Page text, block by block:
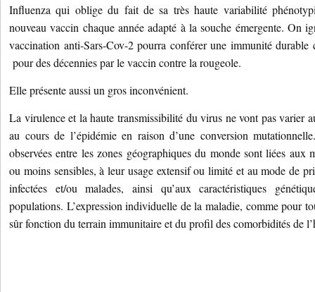
Influenza qui oblige du fait de sa très haute variabilité
nouveau vaccin chaque année adapté à la souche émergente. On
vaccination anti-Sars-Cov-2 pourra conférer une immunité durable
pour des décennies par le vaccin contre la rougeole.
Elle présente aussi un gros inconvénient.
La virulence et la haute transmissibilité du virus ne vont pas varier
au cours de l’épidémie en raison d’une conversion
observées entre les zones géographiques du monde sont liées aux
ou moins sensibles, à leur usage extensif ou limité et au mode de
infectées et/ou malades, ainsi qu’aux caractéristiques
populations. L’expression individuelle de la maladie, comme pour
sûr fonction du terrain immunitaire et du profil des comorbidités de